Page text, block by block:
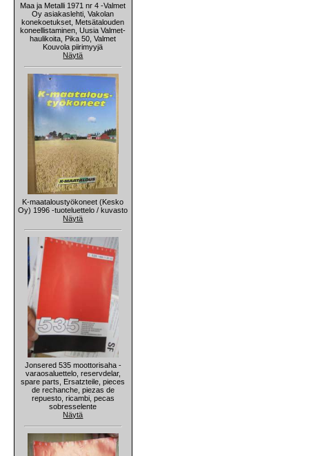
Maa ja Metalli 1971 nr 4 -Valmet
Oy asiakaslehti, Vakolan
konekoetukset, Metsätalouden
koneellistaminen, Uusia Valmet-
haulikoita, Pika 50, Valmet
Kouvola piirimyyjä
Näytä
K-maataloustyökoneet (Kesko
Oy) 1996 -tuoteluettelo / kuvasto
Näytä
Jonsered 535 moottorisaha -
varaosaluettelo, reservdelar,
spare parts, Ersatzteile, pieces
de rechanche, piezas de
repuesto, ricambi, pecas
sobresselente
Näytä